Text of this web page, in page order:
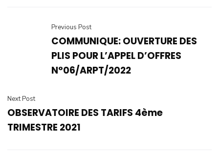
Previous Post
COMMUNIQUE: OUVERTURE DES
PLIS POUR L’APPEL D’OFFRES
N°06/ARPT/2022
Next Post
OBSERVATOIRE DES TARIFS 4ème
TRIMESTRE 2021